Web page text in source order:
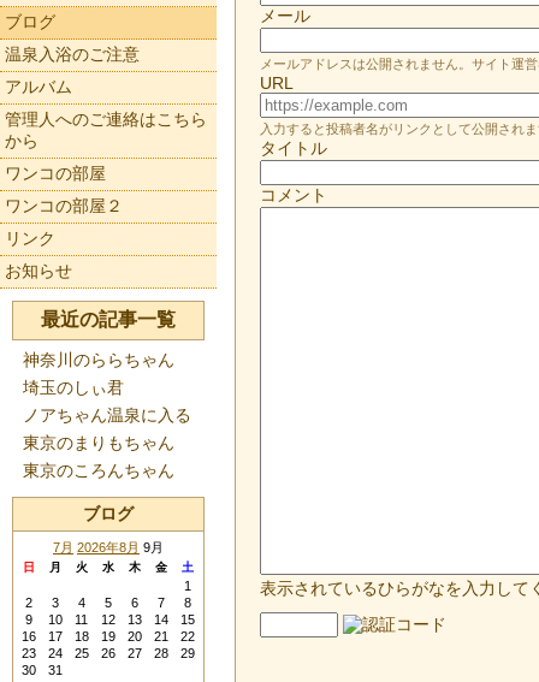
メール
メールアドレスは公開されません。サイト運
URL
入力すると投稿者名がリンクとして公開され
タイトル
コメント
表示されているひらがなを入力して
ブログ
温泉入浴のご注意
アルバム
管理人へのご連絡はこちら
から
ワンコの部屋
ワンコの部屋２
リンク
お知らせ
最近の記事一覧
神奈川のららちゃん
埼玉のしぃ君
ノアちゃん温泉に入る
東京のまりもちゃん
東京のころんちゃん
ブログ
7月 2026年8月 9月
日 月 火 水 木 金 土
1
2
3 4 5 6 7
8
9
10 11 12 13 14
15
16
17 18 19 20 21
22
23
24 25 26 27 28
29
30
31